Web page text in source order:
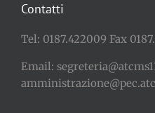
Contatti
Tel: 0187.422009 Fax
Email: